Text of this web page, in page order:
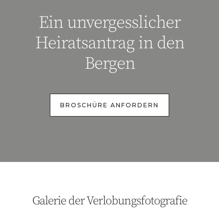
Ein unvergesslicher
Heiratsantrag in den
Bergen
BROSCHÜRE ANFORDERN
Galerie der Verlobungsfotografie